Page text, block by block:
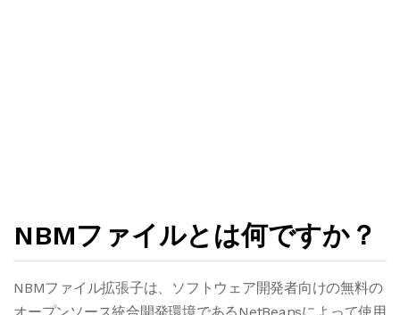
NBMファイルとは何ですか？
NBMファイル拡張子は、ソフトウェア開発者向けの無料の